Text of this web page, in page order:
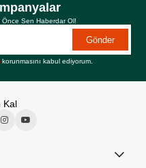
Önce Sen Haberdar Ol!
Gönder
korunmasını kabul ediyorum.
Kal